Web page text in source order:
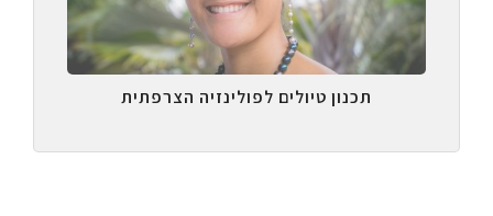
תכנון טיולים לפולינזיה הצרפתית